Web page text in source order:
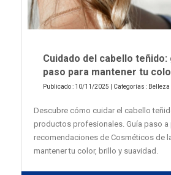
Cuidado del cabello teñido:
paso para mantener tu
Publicado : 10/11/2025 | Categorías : Belleza
Descubre cómo cuidar el cabello
productos profesionales. Guía paso a
recomendaciones de Cosméticos de
mantener tu color, brillo y suavidad.